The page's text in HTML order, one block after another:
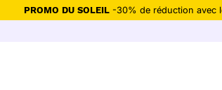
PROMO DU SOLEIL-30% de réduction avec